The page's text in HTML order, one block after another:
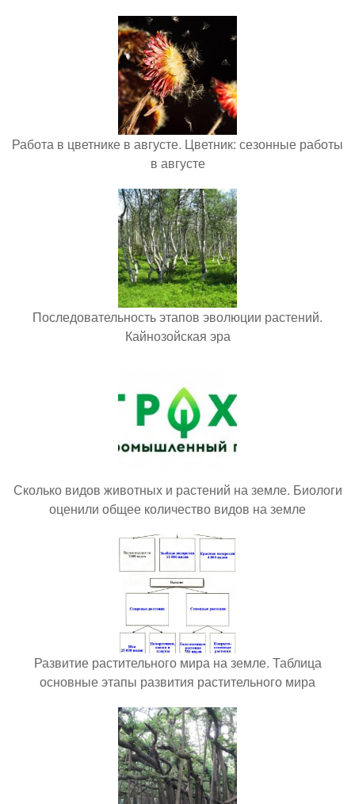
Работа в цветнике в августе. Цветник: сезонные работы
в августе
Последовательность этапов эволюции растений.
Кайнозойская эра
Сколько видов животных и растений на земле. Биологи
оценили общее количество видов на земле
Развитие растительного мира на земле. Таблица
основные этапы развития растительного мира